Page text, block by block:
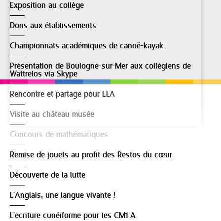
Exposition au collège
Dons aux établissements
Championnats académiques de canoë-kayak
Présentation de Boulogne-sur-Mer aux collègiens de
Wattrelos via Skype
Rencontre et partage pour ELA
Visite au château musée
Concours de mathématiques
Remise de jouets au profit des Restos du cœur
Découverte de la lutte
L'Anglais, une langue vivante !
L'ecriture cunéiforme pour les CM1 A